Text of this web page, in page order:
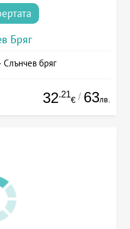
Бряг
бряг
32.21
€ / 63лв.